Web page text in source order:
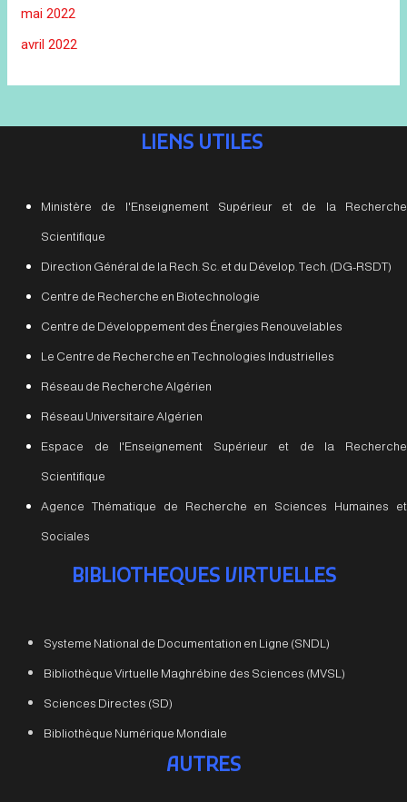
mai 2022
avril 2022
LIENS UTILES
Ministère de l'Enseignement Supérieur et de la Recherche
Scientifique
Direction Général de la Rech. Sc. et du Dévelop. Tech. (DG-RSDT)
Centre de Recherche en Biotechnologie
Centre de Développement des Énergies Renouvelables
Le Centre de Recherche en Technologies Industrielles
Réseau de Recherche Algérien
Réseau Universitaire Algérien
Espace de l'Enseignement Supérieur et de la Recherche
Scientifique
Agence Thématique de Recherche en Sciences Humaines et
Sociales
BIBLIOTHEQUES VIRTUELLES
Systeme National de Documentation en Ligne (SNDL)
Bibliothèque Virtuelle Maghrébine des Sciences (MVSL)
Sciences Directes (SD)
Bibliothèque Numérique Mondiale
AUTRES